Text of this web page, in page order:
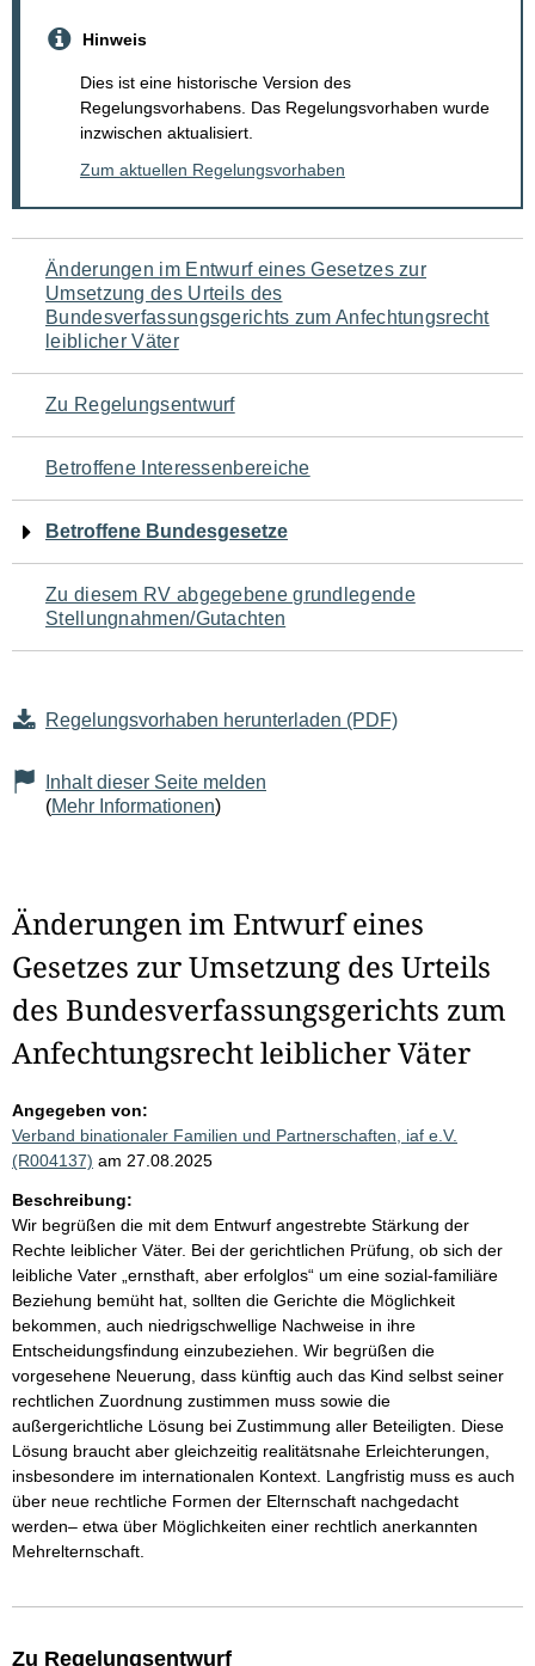
Hinweis
Dies ist eine historische Version des
Regelungsvorhabens. Das Regelungsvorhaben wurde
inzwischen aktualisiert.
Zum aktuellen Regelungsvorhaben
Navigation
für
den
Seiteninhalt
Änderungen im Entwurf eines Gesetzes zur
Umsetzung des Urteils des
Bundesverfassungsgerichts zum Anfechtungsrecht
leiblicher Väter
Zu Regelungsentwurf
Betroffene Interessenbereiche
Betroffene Bundesgesetze
Zu diesem RV abgegebene grundlegende
Stellungnahmen/Gutachten
Regelungsvorhaben herunterladen (PDF)
Inhalt dieser Seite melden
(Mehr Informationen)
Änderungen im Entwurf eines
Gesetzes zur Umsetzung des Urteils
des Bundesverfassungsgerichts zum
Anfechtungsrecht leiblicher Väter
Angegeben von:
Verband binationaler Familien und Partnerschaften, iaf e.V.
(R004137) am 27.08.2025
Beschreibung:
Wir begrüßen die mit dem Entwurf angestrebte Stärkung der
Rechte leiblicher Väter. Bei der gerichtlichen Prüfung, ob sich der
leibliche Vater „ernsthaft, aber erfolglos“ um eine sozial-familiäre
Beziehung bemüht hat, sollten die Gerichte die Möglichkeit
bekommen, auch niedrigschwellige Nachweise in ihre
Entscheidungsfindung einzubeziehen. Wir begrüßen die
vorgesehene Neuerung, dass künftig auch das Kind selbst seiner
rechtlichen Zuordnung zustimmen muss sowie die
außergerichtliche Lösung bei Zustimmung aller Beteiligten. Diese
Lösung braucht aber gleichzeitig realitätsnahe Erleichterungen,
insbesondere im internationalen Kontext. Langfristig muss es auch
über neue rechtliche Formen der Elternschaft nachgedacht
werden– etwa über Möglichkeiten einer rechtlich anerkannten
Mehrelternschaft.
Zu Regelungsentwurf